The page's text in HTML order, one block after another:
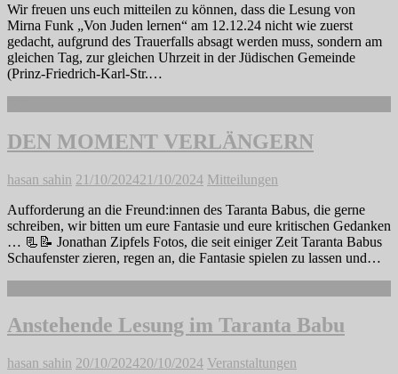
Wir freuen uns euch mitteilen zu können, dass die Lesung von
Mirna Funk „Von Juden lernen“ am 12.12.24 nicht wie zuerst
gedacht, aufgrund des Trauerfalls absagt werden muss, sondern am
gleichen Tag, zur gleichen Uhrzeit in der Jüdischen Gemeinde
(Prinz-Friedrich-Karl-Str.…
DEN MOMENT VERLÄNGERN
hasan sahin 21/10/202421/10/2024 Mitteilungen
Aufforderung an die Freund:innen des Taranta Babus, die gerne
schreiben, wir bitten um eure Fantasie und eure kritischen Gedanken
… 📃📝 Jonathan Zipfels Fotos, die seit einiger Zeit Taranta Babus
Schaufenster zieren, regen an, die Fantasie spielen zu lassen und…
Anstehende Lesung im Taranta Babu
hasan sahin 20/10/202420/10/2024 Veranstaltungen